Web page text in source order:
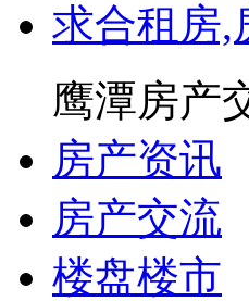
求合租房,
鹰潭房产
房产资讯
房产交流
楼盘楼市